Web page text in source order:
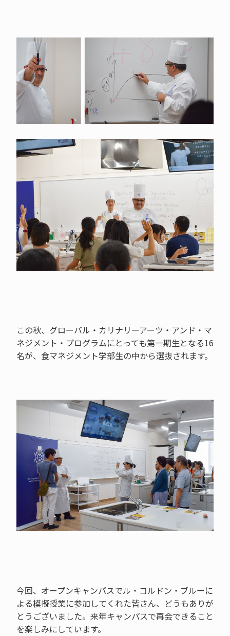
この秋、グローバル・カリナリーアーツ・アンド・マ
ネジメント・プログラムにとっても第一期生となる16
名が、食マネジメント学部生の中から選抜されます。
今回、オープンキャンパスでル・コルドン・ブルーに
よる模擬授業に参加してくれた皆さん、どうもありが
とうございました。来年キャンパスで再会できること
を楽しみにしています。